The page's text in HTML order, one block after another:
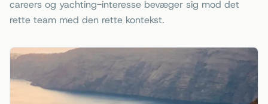
careers og yachting-interesse bevæger sig mod det
rette team med den rette kontekst.